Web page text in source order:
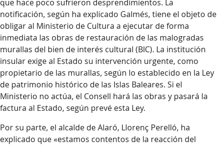
que hace poco sufrieron desprendimientos. La
notificación, según ha explicado Galmés, tiene el objeto de
obligar al Ministerio de Cultura a ejecutar de forma
inmediata las obras de restauración de las malogradas
murallas del bien de interés cultural (BIC). La institución
insular exige al Estado su intervención urgente, como
propietario de las murallas, según lo establecido en la Ley
de patrimonio histórico de las Islas Baleares. Si el
Ministerio no actúa, el Consell hará las obras y pasará la
factura al Estado, según prevé esta Ley.
Por su parte, el alcalde de Alaró, Llorenç Perelló, ha
explicado que «estamos contentos de la reacción del